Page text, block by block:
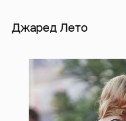
Джаред Лето